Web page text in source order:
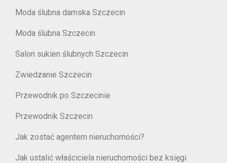
Moda ślubna damska Szczecin
Moda ślubna Szczecin
Salon sukien ślubnych Szczecin
Zwiedzanie Szczecin
Przewodnik po Szczecinie
Przewodnik Szczecin
Jak zostać agentem nieruchomości?
Jak ustalić właściciela nieruchomości bez księgi